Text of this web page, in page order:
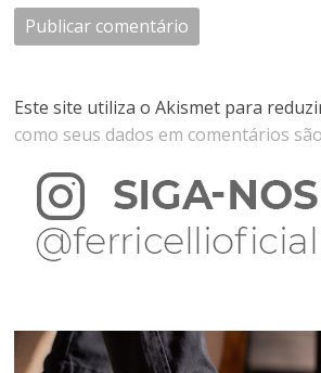
Este site utiliza o Akismet para
como seus dados em comentários